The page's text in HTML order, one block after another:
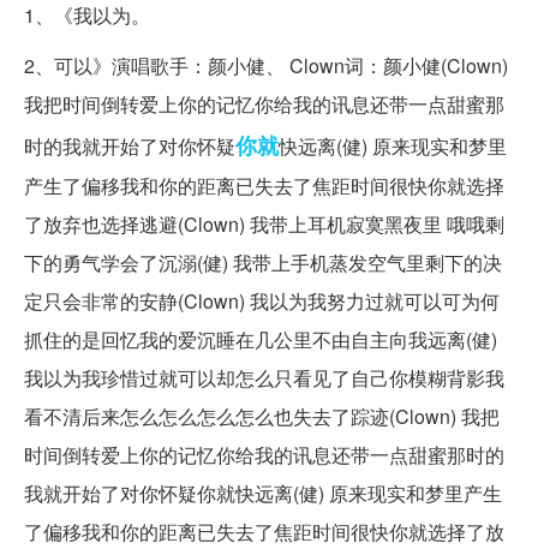
1、《我以为。
2、可以》演唱歌手：颜小健、 Clown词：颜小健(Clown)
我把时间倒转爱上你的记忆你给我的讯息还带一点甜蜜那
时的我就开始了对你怀疑你就快远离(健) 原来现实和梦里
产生了偏移我和你的距离已失去了焦距时间很快你就选择
了放弃也选择逃避(Clown) 我带上耳机寂寞黑夜里 哦哦剩
下的勇气学会了沉溺(健) 我带上手机蒸发空气里剩下的决
定只会非常的安静(Clown) 我以为我努力过就可以可为何
抓住的是回忆我的爱沉睡在几公里不由自主向我远离(健)
我以为我珍惜过就可以却怎么只看见了自己你模糊背影我
看不清后来怎么怎么怎么怎么也失去了踪迹(Clown) 我把
时间倒转爱上你的记忆你给我的讯息还带一点甜蜜那时的
我就开始了对你怀疑你就快远离(健) 原来现实和梦里产生
了偏移我和你的距离已失去了焦距时间很快你就选择了放